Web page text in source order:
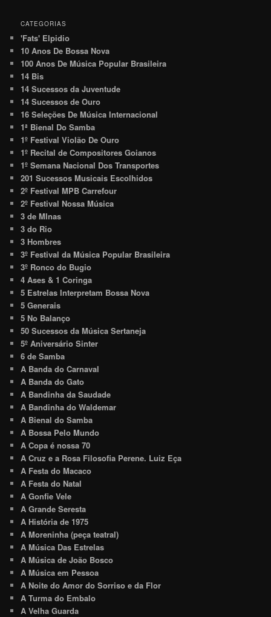
CATEGORIAS
'Fats' Elpidio
10 Anos De Bossa Nova
100 Anos De Música Popular Brasileira
14 Bis
14 Sucessos da Juventude
14 Sucessos de Ouro
16 Seleções De Música Internacional
1ª Bienal Do Samba
1º Festival Violão De Ouro
1º Recital de Compositores Goianos
1º Semana Nacional Dos Transportes
201 Sucessos Musicais Escolhidos
2º Festival MPB Carrefour
2º Festival Nossa Música
3 de MInas
3 do Rio
3 Hombres
3º Festival da Música Popular Brasileira
3º Ronco do Bugio
4 Ases & 1 Coringa
5 Estrelas Interpretam Bossa Nova
5 Generais
5 No Balanço
50 Sucessos da Música Sertaneja
5º Aniversário Sinter
6 de Samba
A Banda do Carnaval
A Banda do Gato
A Bandinha da Saudade
A Bandinha do Waldemar
A Bienal do Samba
A Bossa Pelo Mundo
A Copa é nossa 70
A Cruz e a Rosa Filosofia Perene. Luiz Eça
A Festa do Macaco
A Festa do Natal
A Gonfie Vele
A Grande Seresta
A História de 1975
A Moreninha (peça teatral)
A Música Das Estrelas
A Música de João Bosco
A Música em Pessoa
A Noite do Amor do Sorriso e da Flor
A Turma do Embalo
A Velha Guarda